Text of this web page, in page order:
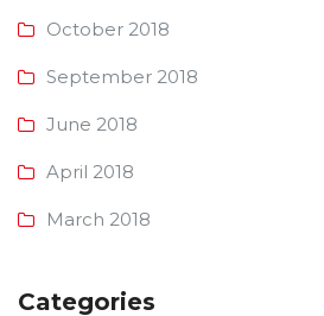
October 2018
September 2018
June 2018
April 2018
March 2018
Categories